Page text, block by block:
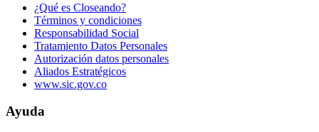
¿Qué es Closeando?
Términos y condiciones
Responsabilidad Social
Tratamiento Datos Personales
Autorización datos personales
Aliados Estratégicos
www.sic.gov.co
Ayuda